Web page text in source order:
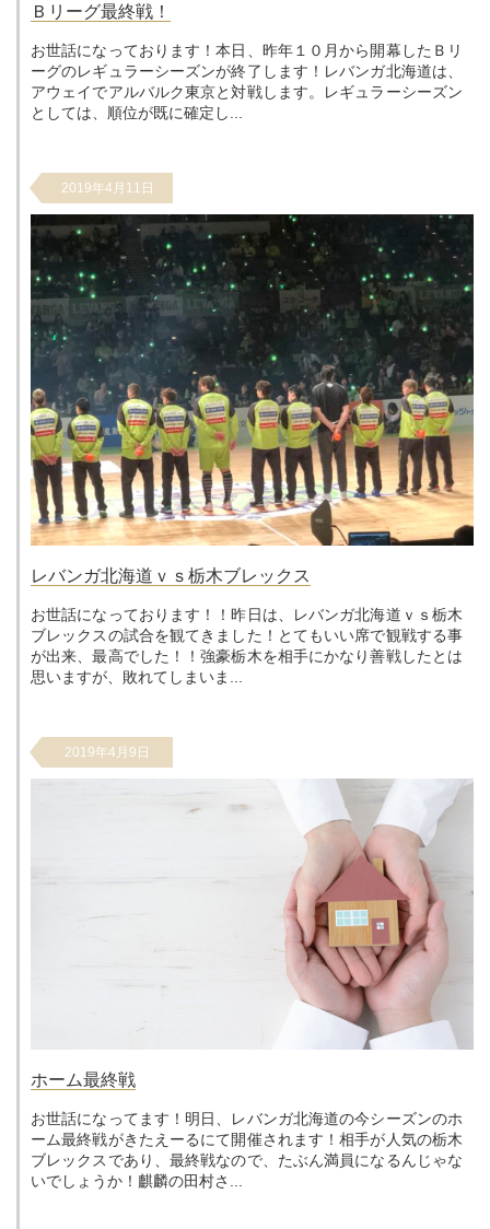
Ｂリーグ最終戦！
お世話になっております！本日、昨年１０月から開幕したＢリ
ーグのレギュラーシーズンが終了します！レバンガ北海道は、
アウェイでアルバルク東京と対戦します。レギュラーシーズン
としては、順位が既に確定し...
2019年4月11日
レバンガ北海道ｖｓ栃木ブレックス
お世話になっております！！昨日は、レバンガ北海道ｖｓ栃木
ブレックスの試合を観てきました！とてもいい席で観戦する事
が出来、最高でした！！強豪栃木を相手にかなり善戦したとは
思いますが、敗れてしまいま...
2019年4月9日
ホーム最終戦
お世話になってます！明日、レバンガ北海道の今シーズンのホ
ーム最終戦がきたえーるにて開催されます！相手が人気の栃木
ブレックスであり、最終戦なので、たぶん満員になるんじゃな
いでしょうか！麒麟の田村さ...